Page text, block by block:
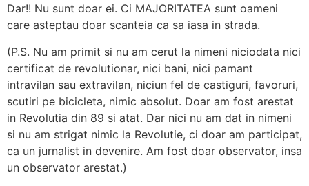
Dar!! Nu sunt doar ei. Ci MAJORITATEA sunt oameni
care asteptau doar scanteia ca sa iasa in strada.
(P.S. Nu am primit si nu am cerut la nimeni niciodata nici
certificat de revolutionar, nici bani, nici pamant
intravilan sau extravilan, niciun fel de castiguri, favoruri,
scutiri pe bicicleta, nimic absolut. Doar am fost arestat
in Revolutia din 89 si atat. Dar nici nu am dat in nimeni
si nu am strigat nimic la Revolutie, ci doar am participat,
ca un jurnalist in devenire. Am fost doar observator, insa
un observator arestat.)